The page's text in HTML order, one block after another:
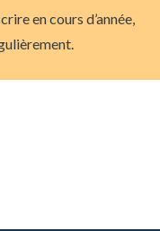
en cours d’année,